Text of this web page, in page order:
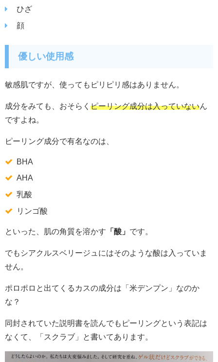
ひざ
顔
優しい使用感
敏感肌ですが、使ってもピリピリ感はありません。
成分をみても、おそらく ピーリング成分は入っていないん
ですよね。
ピーリング成分で有名なのは、
BHA
AHA
乳酸
リンゴ酸
といった、肌の角質を溶かす 「酸」 です。
でもシアクルスベリージュにはそのような酸は入っていま
せん。
ポロポロと出てくるカスの成分は「米デンプン」なのか
な？
同封されていた説明書を読んでもピーリングという表記は
なくて、「スクラブ」と書いてあります。